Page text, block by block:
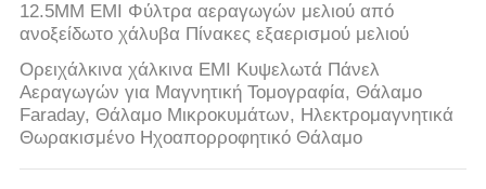
12.5MM EMI Φύλτρα αεραγωγών μελιού από
ανοξείδωτο χάλυβα Πίνακες εξαερισμού μελιού
Ορειχάλκινα χάλκινα EMI Κυψελωτά Πάνελ
Αεραγωγών για Μαγνητική Τομογραφία, Θάλαμο
Faraday, Θάλαμο Μικροκυμάτων, Ηλεκτρομαγνητικά
Θωρακισμένο Ηχοαπορροφητικό Θάλαμο